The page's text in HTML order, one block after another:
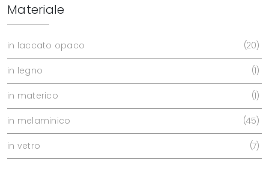
Materiale
in laccato opaco 20
in legno 1
in materico 1
in melaminico 45
in vetro 7